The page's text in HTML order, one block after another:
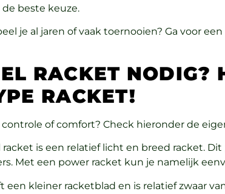
beste keuze.
je al jaren of vaak toernooien? Ga voor
RACKET NODIG?
RACKET!
of comfort? Check hieronder de
racket is een relatief licht en breed racket.
Met een power racket kun je namelijk
een kleiner racketblad en is relatief zwaar